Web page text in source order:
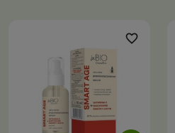
favorite_border